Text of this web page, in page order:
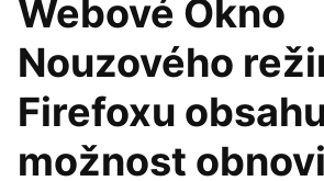
Webové Okno
Nouzového
Firefoxu
možnost